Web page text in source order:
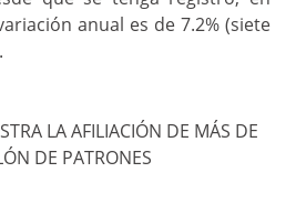
anual es de 7.2% (siete
LA AFILIACIÓN DE MÁS DE
DE PATRONES